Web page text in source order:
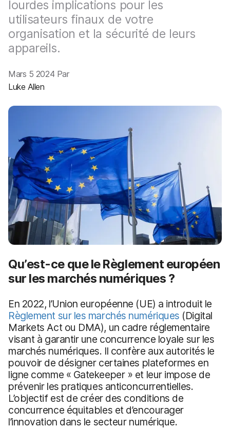
a
l
lourdes implications pour les
utilisateurs finaux de votre
organisation et la sécurité de leurs
appareils.
Mars 5 2024 Par
Luke Allen
Qu’est-ce que le Règlement européen
sur les marchés numériques ?
En 2022, l’Union européenne (UE) a introduit le
Règlement sur les marchés numériques (Digital
Markets Act ou DMA), un cadre réglementaire
visant à garantir une concurrence loyale sur les
marchés numériques. Il confère aux autorités le
pouvoir de désigner certaines plateformes en
ligne comme « Gatekeeper » et leur impose de
prévenir les pratiques anticoncurrentielles.
L’objectif est de créer des conditions de
concurrence équitables et d’encourager
l’innovation dans le secteur numérique.